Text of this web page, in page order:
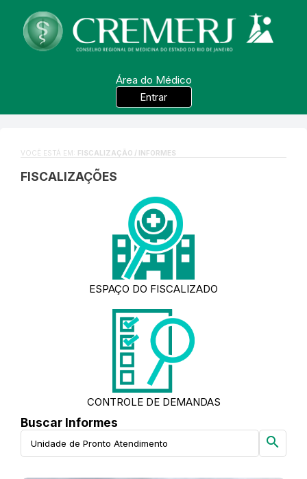
Área do Médico
Entrar
VOCÊ ESTÁ EM: FISCALIZAÇÃO / INFORMES
FISCALIZAÇÕES
ESPAÇO DO FISCALIZADO
CONTROLE DE DEMANDAS
Buscar Informes
search